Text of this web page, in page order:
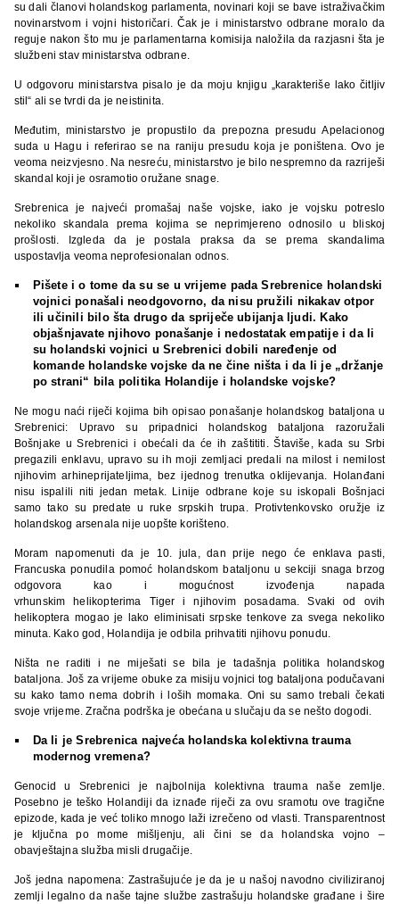
su dali članovi holandskog parlamenta, novinari koji se bave istraživačkim
novinarstvom i vojni historičari. Čak je i ministarstvo odbrane moralo da
reguje nakon što mu je parlamentarna komisija naložila da razjasni šta je
službeni stav ministarstva odbrane.
U odgovoru ministarstva pisalo je da moju knjigu „karakteriše lako čitljiv
stil“ ali se tvrdi da je neistinita.
Međutim, ministarstvo je propustilo da prepozna presudu Apelacionog
suda u Hagu i referirao se na raniju presudu koja je poništena. Ovo je
veoma neizvjesno. Na nesreću, ministarstvo je bilo nespremno da razriješi
skandal koji je osramotio oružane snage.
Srebrenica je najveći promašaj naše vojske, iako je vojsku potreslo
nekoliko skandala prema kojima se neprimjereno odnosilo u bliskoj
prošlosti. Izgleda da je postala praksa da se prema skandalima
uspostavlja veoma neprofesionalan odnos.
Pišete i o tome da su se u vrijeme pada Srebrenice holandski
vojnici ponašali neodgovorno, da nisu pružili nikakav otpor
ili učinili bilo šta drugo da spriječe ubijanja ljudi. Kako
objašnjavate njihovo ponašanje i nedostatak empatije i da li
su holandski vojnici u Srebrenici dobili naređenje od
komande holandske vojske da ne čine ništa i da li je „držanje
po strani“ bila politika Holandije i holandske vojske?
Ne mogu naći riječi kojima bih opisao ponašanje holandskog bataljona u
Srebrenici: Upravo su pripadnici holandskog bataljona razoružali
Bošnjake u Srebrenici i obećali da će ih zaštititi. Štaviše, kada su Srbi
pregazili enklavu, upravo su ih moji zemljaci predali na milost i nemilost
njihovim arhineprijateljima, bez ijednog trenutka oklijevanja. Holanđani
nisu ispalili niti jedan metak. Linije odbrane koje su iskopali Bošnjaci
samo tako su predate u ruke srpskih trupa. Protivtenkovsko oružje iz
holandskog arsenala nije uopšte korišteno.
Moram napomenuti da je 10. jula, dan prije nego će enklava pasti,
Francuska ponudila pomoć holandskom bataljonu u sekciji snaga brzog
odgovora kao i mogućnost izvođenja napada
vrhunskim helikopterima Tiger i njihovim posadama. Svaki od ovih
helikoptera mogao je lako eliminisati srpske tenkove za svega nekoliko
minuta. Kako god, Holandija je odbila prihvatiti njihovu ponudu.
Ništa ne raditi i ne miješati se bila je tadašnja politika holandskog
bataljona. Još za vrijeme obuke za misiju vojnici tog bataljona podučavani
su kako tamo nema dobrih i loših momaka. Oni su samo trebali čekati
svoje vrijeme. Zračna podrška je obećana u slučaju da se nešto dogodi.
Da li je Srebrenica najveća holandska kolektivna trauma
modernog vremena?
Genocid u Srebrenici je najbolnija kolektivna trauma naše zemlje.
Posebno je teško Holandiji da iznađe riječi za ovu sramotu ove tragične
epizode, kada je već toliko mnogo laži izrečeno od vlasti. Transparentnost
je ključna po mome mišljenju, ali čini se da holandska vojno –
obavještajna služba misli drugačije.
Još jedna napomena: Zastrašujuće je da je u našoj navodno civiliziranoj
zemlji legalno da naše tajne službe zastrašuju holandske građane i šire